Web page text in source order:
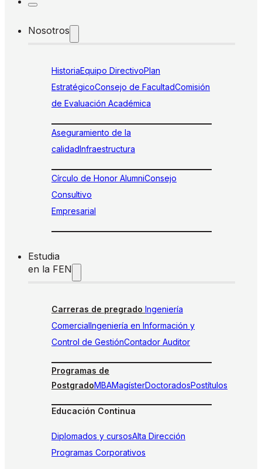
Nosotros
HistoriaEquipo DirectivoPlan
EstratégicoConsejo de FacultadComisión
de Evaluación Académica
Aseguramiento de la
calidadInfraestructura
Círculo de Honor AlumniConsejo
Consultivo
Empresarial
Estudia
en la FEN
Carreras de pregrado Ingeniería
ComercialIngeniería en Información y
Control de GestiónContador Auditor
Programas de
PostgradoMBAMagísterDoctoradosPostítulos
Educación Continua
Diplomados y cursosAlta Dirección
Programas Corporativos